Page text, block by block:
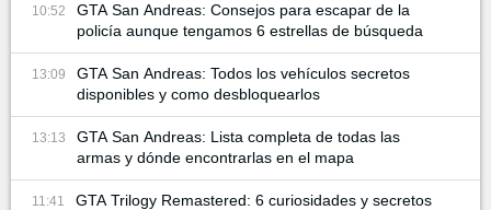
10:52
GTA San Andreas: Consejos para escapar de la
policía aunque tengamos 6 estrellas de búsqueda
13:09
GTA San Andreas: Todos los vehículos secretos
disponibles y como desbloquearlos
13:13
GTA San Andreas: Lista completa de todas las
armas y dónde encontrarlas en el mapa
11:41
GTA Trilogy Remastered: 6 curiosidades y secretos